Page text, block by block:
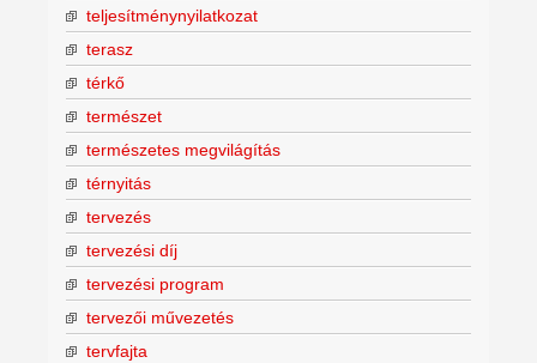
teljesítménynyilatkozat
terasz
térkő
természet
természetes megvilágítás
térnyitás
tervezés
tervezési díj
tervezési program
tervezői művezetés
tervfajta